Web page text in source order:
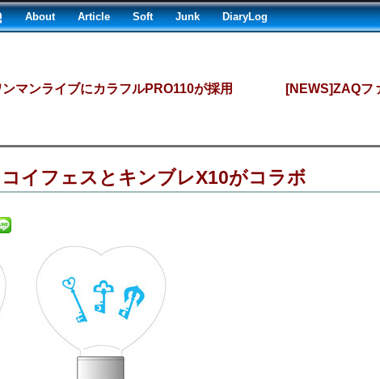
About Article Soft Junk DiaryLog
マンライブにカラフルPRO110が採用 [NEWS]ZAQフ
イフェスとキンブレX10がコラボ